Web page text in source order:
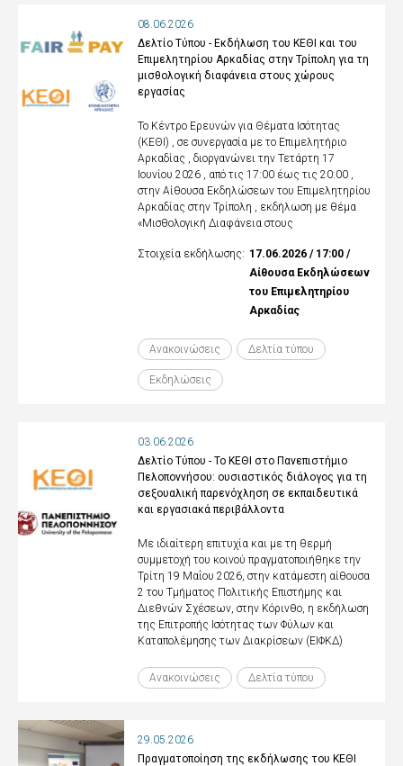
08.06.2026
Δελτίο Τύπου - Εκδήλωση του ΚΕΘΙ και του
Επιμελητηρίου Αρκαδίας στην Τρίπολη για τη
μισθολογική διαφάνεια στους χώρους
εργασίας
Το Κέντρο Ερευνών για Θέματα Ισότητας
(ΚΕΘΙ) , σε συνεργασία με το Επιμελητήριο
Αρκαδίας , διοργανώνει την Τετάρτη 17
Ιουνίου 2026 , από τις 17:00 έως τις 20:00 ,
στην Αίθουσα Εκδηλώσεων του Επιμελητηρίου
Αρκαδίας στην Τρίπολη , εκδήλωση με θέμα
«Μισθολογική Διαφάνεια στους
Στοιχεία εκδήλωσης: 17.06.2026 / 17:00 /
Αίθουσα Εκδηλώσεων
του Επιμελητηρίου
Αρκαδίας
Ανακοινώσεις Δελτία τύπου
Εκδηλώσεις
03.06.2026
Δελτίο Τύπου - Το ΚΕΘΙ στο Πανεπιστήμιο
Πελοποννήσου: ουσιαστικός διάλογος για τη
σεξουαλική παρενόχληση σε εκπαιδευτικά
και εργασιακά περιβάλλοντα
Με ιδιαίτερη επιτυχία και με τη θερμή
συμμετοχή του κοινού πραγματοποιήθηκε την
Τρίτη 19 Μαΐου 2026, στην κατάμεστη αίθουσα
2 του Τμήματος Πολιτικής Επιστήμης και
Διεθνών Σχέσεων, στην Κόρινθο, η εκδήλωση
της Επιτροπής Ισότητας των Φύλων και
Καταπολέμησης των Διακρίσεων (ΕΙΦΚΔ)
Ανακοινώσεις Δελτία τύπου
29.05.2026
Πραγματοποίηση της εκδήλωσης του ΚΕΘΙ